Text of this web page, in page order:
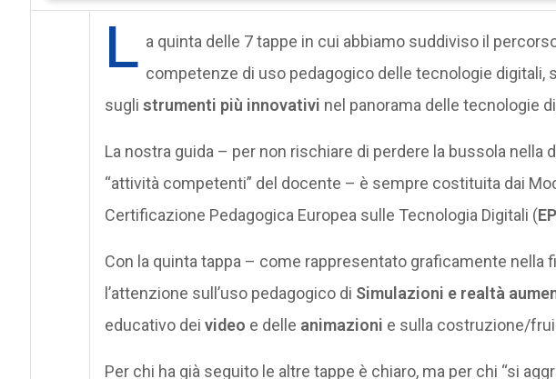
L a quinta delle 7 tappe in cui abbiamo suddiviso il
competenze di uso pedagogico delle tecnologie digitali,
sugli strumenti più innovativi nel panorama delle tecnologie
La nostra guida – per non rischiare di perdere la bussola nella
“attività competenti” del docente – è sempre costituita dai
Certificazione Pedagogica Europea sulle Tecnologia Digitali (
Con la quinta tappa – come rappresentato graficamente nella
l’attenzione sull’uso pedagogico di Simulazioni e realtà
educativo dei video e delle animazioni e sulla costruzione/
Per chi ha già seguito le altre tappe è chiaro, ma per chi “si